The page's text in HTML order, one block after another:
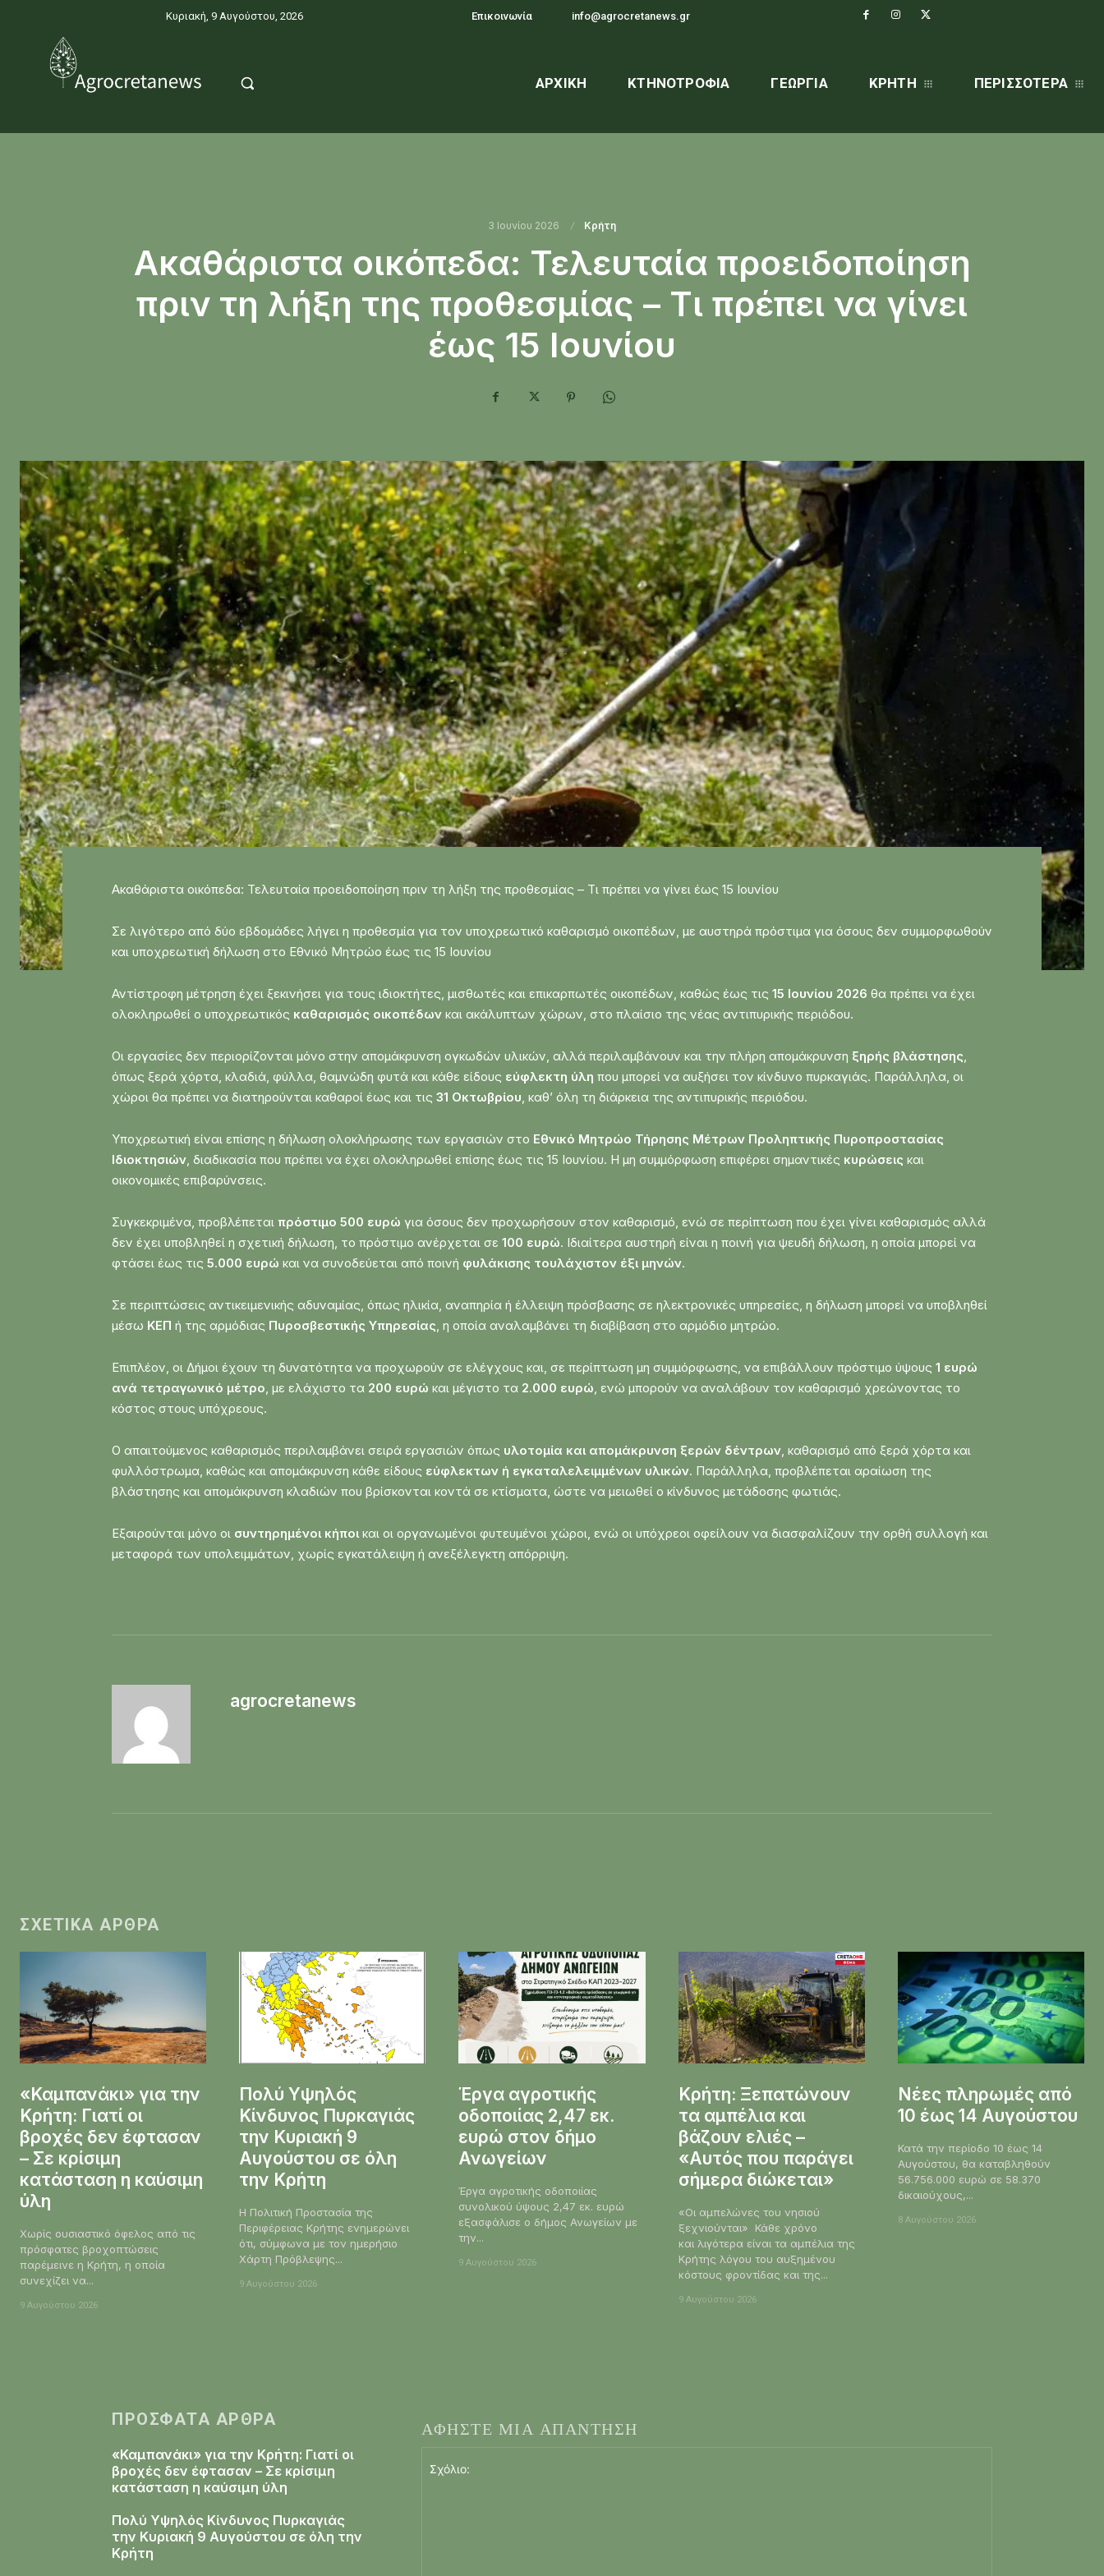
Κυριακή, 9 Αυγούστου, 2026 Επικοινωνία info@agrocretanews.gr
ΑΡΧΙΚΉ ΚΤΗΝΟΤΡΟΦΊΑ ΓΕΩΡΓΊΑ ΚΡΗΤΗ ΠΕΡΙΣΣΌΤΕΡΑ
3 Ιουνίου 2026 Κρήτη
Ακαθάριστα οικόπεδα: Τελευταία προειδοποίηση
πριν τη λήξη της προθεσμίας – Τι πρέπει να γίνει
έως 15 Ιουνίου
Ακαθάριστα οικόπεδα: Τελευταία προειδοποίηση πριν τη λήξη της προθεσμίας – Τι πρέπει να γίνει έως 15 Ιουνίου
Σε λιγότερο από δύο εβδομάδες λήγει η προθεσμία για τον υποχρεωτικό καθαρισμό οικοπέδων, με αυστηρά πρόστιμα για όσους δεν συμμορφωθούν
και υποχρεωτική δήλωση στο Εθνικό Μητρώο έως τις 15 Ιουνίου
Αντίστροφη μέτρηση έχει ξεκινήσει για τους ιδιοκτήτες, μισθωτές και επικαρπωτές οικοπέδων, καθώς έως τις 15 Ιουνίου 2026 θα πρέπει να έχει
ολοκληρωθεί ο υποχρεωτικός καθαρισμός οικοπέδων και ακάλυπτων χώρων, στο πλαίσιο της νέας αντιπυρικής περιόδου.
Οι εργασίες δεν περιορίζονται μόνο στην απομάκρυνση ογκωδών υλικών, αλλά περιλαμβάνουν και την πλήρη απομάκρυνση ξηρής βλάστησης
όπως ξερά χόρτα, κλαδιά, φύλλα, θαμνώδη φυτά και κάθε είδους εύφλεκτη ύλη που μπορεί να αυξήσει τον κίνδυνο πυρκαγιάς. Παράλληλα, οι
χώροι θα πρέπει να διατηρούνται καθαροί έως και τις 31 Οκτωβρίου , καθ’ όλη τη διάρκεια της αντιπυρικής περιόδου.
Υποχρεωτική είναι επίσης η δήλωση ολοκλήρωσης των εργασιών στο Εθνικό Μητρώο Τήρησης Μέτρων Προληπτικής Πυροπροστασίας
Ιδιοκτησιών , διαδικασία που πρέπει να έχει ολοκληρωθεί επίσης έως τις 15 Ιουνίου. Η μη συμμόρφωση επιφέρει σημαντικές κυρώσεις και
οικονομικές επιβαρύνσεις.
Συγκεκριμένα, προβλέπεται πρόστιμο 500 ευρώ για όσους δεν προχωρήσουν στον καθαρισμό, ενώ σε περίπτωση που έχει γίνει καθαρισμός αλλά
δεν έχει υποβληθεί η σχετική δήλωση, το πρόστιμο ανέρχεται σε 100 ευρώ. Ιδιαίτερα αυστηρή είναι η ποινή για ψευδή δήλωση, η οποία μπορεί να
φτάσει έως τις 5.000 ευρώ και να συνοδεύεται από ποινή φυλάκισης τουλάχιστον έξι μηνών.
Σε περιπτώσεις αντικειμενικής αδυναμίας, όπως ηλικία, αναπηρία ή έλλειψη πρόσβασης σε ηλεκτρονικές υπηρεσίες, η δήλωση μπορεί να υποβληθεί
μέσω ΚΕΠ ή της αρμόδιας Πυροσβεστικής Υπηρεσίας , η οποία αναλαμβάνει τη διαβίβαση στο αρμόδιο μητρώο.
Επιπλέον, οι Δήμοι έχουν τη δυνατότητα να προχωρούν σε ελέγχους και, σε περίπτωση μη συμμόρφωσης, να επιβάλλουν πρόστιμο ύψους 1 ευρώ
ανά τετραγωνικό μέτρο , με ελάχιστο τα 200 ευρώ και μέγιστο τα 2.000 ευρώ , ενώ μπορούν να αναλάβουν τον καθαρισμό χρεώνοντας το
κόστος στους υπόχρεους.
Ο απαιτούμενος καθαρισμός περιλαμβάνει σειρά εργασιών όπως υλοτομία και απομάκρυνση ξερών δέντρων , καθαρισμό από ξερά χόρτα και
φυλλόστρωμα, καθώς και απομάκρυνση κάθε είδους εύφλεκτων ή εγκαταλελειμμένων υλικών. Παράλληλα, προβλέπεται αραίωση της
βλάστησης και απομάκρυνση κλαδιών που βρίσκονται κοντά σε κτίσματα, ώστε να μειωθεί ο κίνδυνος μετάδοσης φωτιάς.
Εξαιρούνται μόνο οι συντηρημένοι κήποι και οι οργανωμένοι φυτευμένοι χώροι, ενώ οι υπόχρεοι οφείλουν να διασφαλίζουν την ορθή συλλογή και
μεταφορά των υπολειμμάτων, χωρίς εγκατάλειψη ή ανεξέλεγκτη απόρριψη.
agrocretanews
ΣΧΕΤΙΚΆ ΆΡΘΡΑ
«Καμπανάκι» για την
Κρήτη: Γιατί οι
βροχές δεν έφτασαν
– Σε κρίσιμη
κατάσταση η καύσιμη
ύλη
Χωρίς ουσιαστικό όφελος από τις
πρόσφατες βροχοπτώσεις
παρέμεινε η Κρήτη, η οποία
συνεχίζει να...
9 Αυγούστου 2026
Πολύ Υψηλός
Κίνδυνος Πυρκαγιάς
την Κυριακή 9
Αυγούστου σε όλη
την Κρήτη
Η Πολιτική Προστασία της
Περιφέρειας Κρήτης ενημερώνει
ότι, σύμφωνα με τον ημερήσιο
Χάρτη Πρόβλεψης...
9 Αυγούστου 2026
Έργα αγροτικής
οδοποιίας 2,47 εκ.
ευρώ στον δήμο
Ανωγείων
Έργα αγροτικής οδοποιίας
συνολικού ύψους 2,47 εκ. ευρώ
εξασφάλισε ο δήμος Ανωγείων με
την...
9 Αυγούστου 2026
Κρήτη: Ξεπατώνουν
τα αμπέλια και
βάζουν ελιές –
«Αυτός που παράγει
σήμερα διώκεται»
«Οι αμπελώνες του νησιού
ξεχνιούνται» Κάθε χρόνο
και λιγότερα είναι τα αμπέλια της
Κρήτης λόγου του αυξημένου
κόστους φροντίδας και της...
9 Αυγούστου 2026
Νέες πληρωμές από
10 έως 14 Αυγούστου
Κατά την περίοδο 10 έως 14
Αυγούστου, θα καταβληθούν
56.756.000 ευρώ σε 58.370
δικαιούχους,...
8 Αυγούστου 2026
ΠΡΌΣΦΑΤΑ ΆΡΘΡΑ
«Καμπανάκι» για την Κρήτη: Γιατί οι
βροχές δεν έφτασαν – Σε κρίσιμη
κατάσταση η καύσιμη ύλη
Πολύ Υψηλός Κίνδυνος Πυρκαγιάς
την Κυριακή 9 Αυγούστου σε όλη την
Κρήτη
ΑΦΗΣΤΕ ΜΙΑ ΑΠΑΝΤΗΣΗ